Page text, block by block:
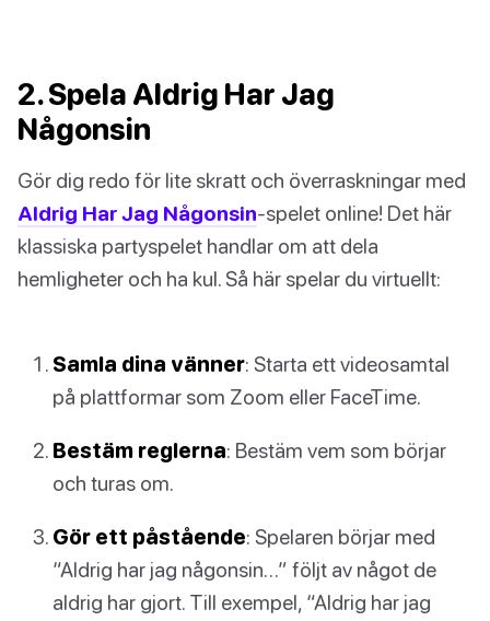
2. Spela Aldrig Har Jag
Någonsin
Gör dig redo för lite skratt och överraskningar med
Aldrig Har Jag Någonsin-spelet online! Det här
klassiska partyspelet handlar om att dela
hemligheter och ha kul. Så här spelar du virtuellt:
Samla dina vänner: Starta ett videosamtal
på plattformar som Zoom eller FaceTime.
Bestäm reglerna: Bestäm vem som börjar
och turas om.
Gör ett påstående: Spelaren börjar med
“Aldrig har jag någonsin…” följt av något de
aldrig har gjort. Till exempel, “Aldrig har jag